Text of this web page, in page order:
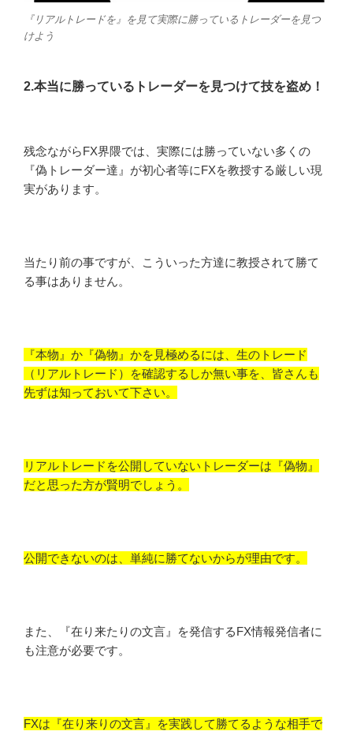
『リアルトレードを』を見て実際に勝っているトレーダーを見つ
けよう
2.本当に勝っているトレーダーを見つけて技を盗め！
残念ながらFX界隈では、実際には勝っていない多くの
『偽トレーダー達』が初心者等にFXを教授する厳しい現
実があります。
当たり前の事ですが、こういった方達に教授されて勝て
る事はありません。
『本物』か『偽物』かを見極めるには、生のトレード
（リアルトレード）を確認するしか無い事を、皆さんも
先ずは知っておいて下さい。
リアルトレードを公開していないトレーダーは『偽物』
だと思った方が賢明でしょう。
公開できないのは、単純に勝てないからが理由です。
また、『在り来たりの文言』を発信するFX情報発信者に
も注意が必要です。
FXは『在り来りの文言』を実践して勝てるような相手で